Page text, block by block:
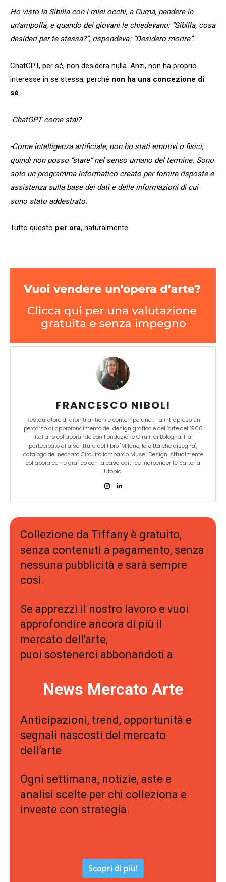
Ho visto la Sibilla con i miei occhi, a Cuma, pendere in
un’ampolla, e quando dei giovani le chiedevano: “Sibilla, cosa
desideri per te stessa?”, rispondeva: “Desidero morire”.
ChatGPT, per sé, non desidera nulla. Anzi, non ha proprio
interesse in se stessa, perché non ha una concezione di
sé
-ChatGPT come stai?
-Come intelligenza artificiale, non ho stati emotivi o fisici,
quindi non posso “stare” nel senso umano del termine. Sono
solo un programma informatico creato per fornire risposte e
assistenza sulla base dei dati e delle informazioni di cui
sono stato addestrato.
Tutto questo per ora, naturalmente.
FRANCESCO NIBOLI
Restauratore di dipinti antichi e contemporanei, ha intrapreso un
percorso di approfondimento del design grafico e dell’arte del ‘900
italiano collaborando con Fondazione Cirulli di Bologna. Ha
partecipato alla scrittura del libro "Milano, la città che disegna",
catalogo del neonato Circuito lombardo Musei Design. Attualmente
collabora come grafico con la casa editrice indipendente Sartoria
Utopia.
Collezione da Tiffany è gratuito,
senza contenuti a pagamento, senza
nessuna pubblicità e sarà sempre
così.
Se apprezzi il nostro lavoro e vuoi
approfondire ancora di più il
mercato dell'arte,
puoi sostenerci abbonandoti a
News Mercato Arte
Anticipazioni, trend, opportunità e
segnali nascosti del mercato
dell’arte
Ogni settimana, notizie, aste e
analisi scelte per chi colleziona e
investe con strategia.
Scopri di più!